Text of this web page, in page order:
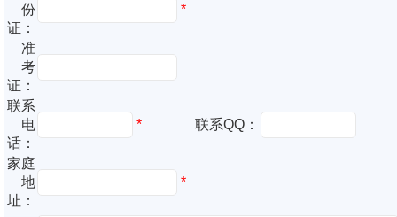
份
证：
*
准
考
证：
联系
电
话：
* 联系QQ：
家庭
地
址：
*